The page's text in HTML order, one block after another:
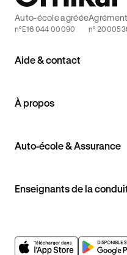
Aide & contact
À propos
Auto-école & Assurance
Enseignants de la
Auto-école agréée
n°E16 044 00090 n°